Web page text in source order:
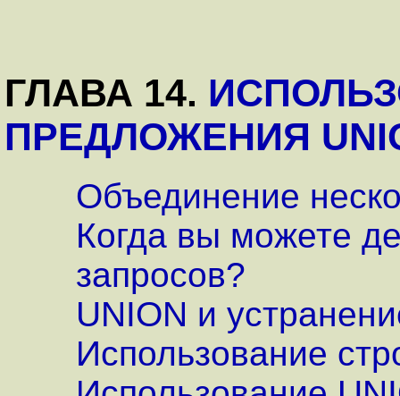
ГЛАВА 14.
ПРЕДЛОЖЕНИЯ
Объединение
Когда вы можете
запросов?
UNION и
Использование